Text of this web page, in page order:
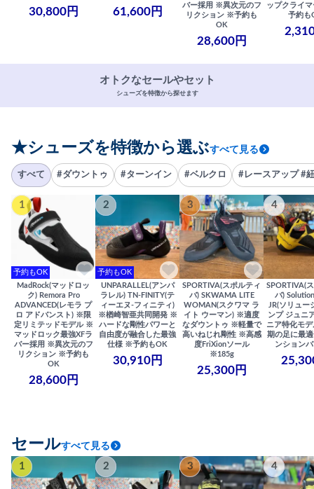
30,800円 61,600円
バー採用 ※異次元のフ
リクション ※予約も
OK
28,600円
ップクライ
予約も
オトクなセールやセット
シューズを特徴から探せます
★シューズを特徴から選ぶすべて見る
すべて #ダウントゥ #ターンイン #ベルクロ #レースアップ #
1
予約もOK
MadRock(マッドロッ
ク) Remora Pro
ADVANCED(レモラ プ
ロ アドバンスト) ※限
定リミテッドモデル ※
マッドロック最強XFラ
バー採用 ※異次元のフ
リクション ※予約も
OK
28,600円
2
予約もOK
UNPARALLEL(アンパ
ラレル) TN-FINITY(テ
ィーエヌ-フィニティ)
※楢崎智亜共同開発 ※
ハードな剛性パワーと
自由度が融合した最強
仕様 ※予約もOK
30,910円
3
SPORTIVA(スポルティ
バ) SKWAMA LITE
WOMAN(スクワマ ラ
イト ウーマン) ※適度
なダウントゥ ※軽量で
高いねじれ剛性 ※高感
度FriXionソール
※185g
25,300円
4
SPORTIVA(
バ)
JR(ソリュー
ンプ ジュニ
ニア特化モ
期の足に最
ンション
セールすべて見る
1 2 3 4